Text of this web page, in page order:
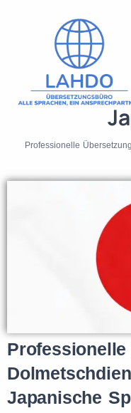
Professionelle
Japanische